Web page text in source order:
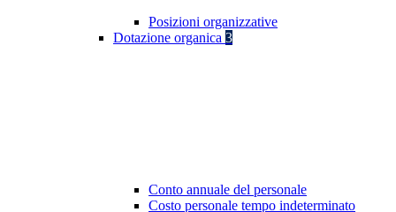
Posizioni organizzative
Dotazione organica 3
Conto annuale del personale
Costo personale tempo indeterminato